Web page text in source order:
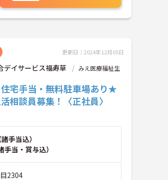
更新日：2024年12月05日
デイサービス福寿草
みえ医療福祉生
住宅手当・無料駐車場あり★
相談員募集！〈正社員〉
手当込）
手当・賞与込）
2304